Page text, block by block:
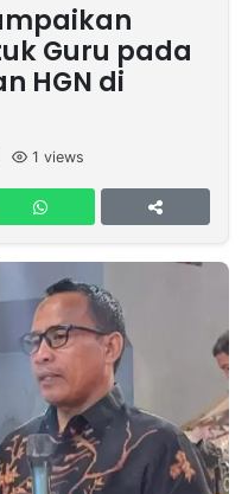
Guru pada
HGN di
1 views